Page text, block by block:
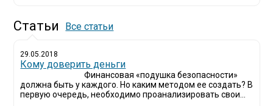
Статьи Все статьи
29.05.2018
Кому доверить деньги
Финансовая «подушка безопасности»
должна быть у каждого. Но каким методом ее создать? В
первую очередь, необходимо проанализировать свои...